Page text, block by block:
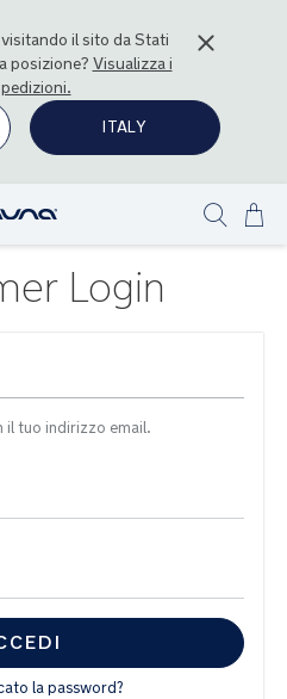
il sito daStati
posizione? Visualizza i
ITALY
Login
il tuo indirizzo email.
la password?